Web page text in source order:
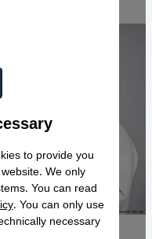
to provide you
We only
You can read
. You can only use
necessary.
Youtube Embed
Connect
Maps Embed